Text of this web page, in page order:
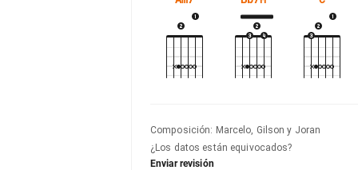
Composición: Marcelo, Gilson y Joran
¿Los datos están equivocados?
Enviar revisión